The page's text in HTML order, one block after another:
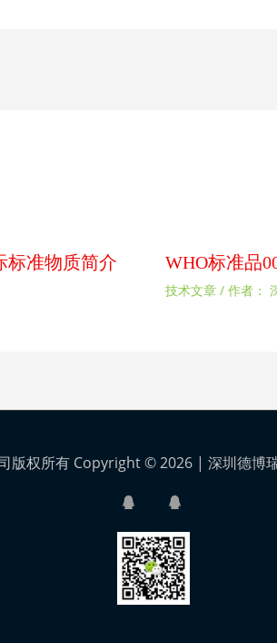
标准物质简介 WHO标准品
技术文章/ 作者：
版权所有 Copyright © 2026 | 深圳德博